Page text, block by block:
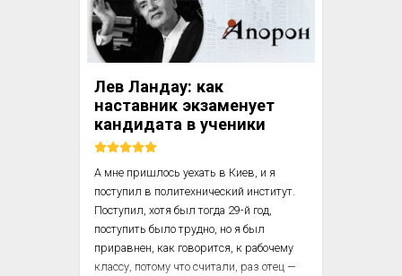
Выступить с докладом мне предстояло
впервые, и Уилер договорился с
Юджином Вигнером о том, чтобы мое
семинаров. За день или два до
выступления я столкнулся в вестибюле
с Вигнером.
— Фейнман, — сказал он, — п...
Лев Ландау: как
наставник экзаменует
кандидата в ученики
А мне пришлось уехать в Киев, и я
поступил в политехнический институт.
Поступил, хотя был тогда 29-й год,
поступить было трудно, но я был
приравнен, как говорится, к рабочему
классу, потому что считали, раз отец —